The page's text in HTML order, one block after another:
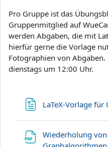
Pro Gruppe ist das
Gruppenmitglied auf
werden Abgaben, die mit
hierfür gerne die Vorlage
Fotographien von
dienstags um 12:00 Uhr.
LaTeX-Vorlage
Wiederholung